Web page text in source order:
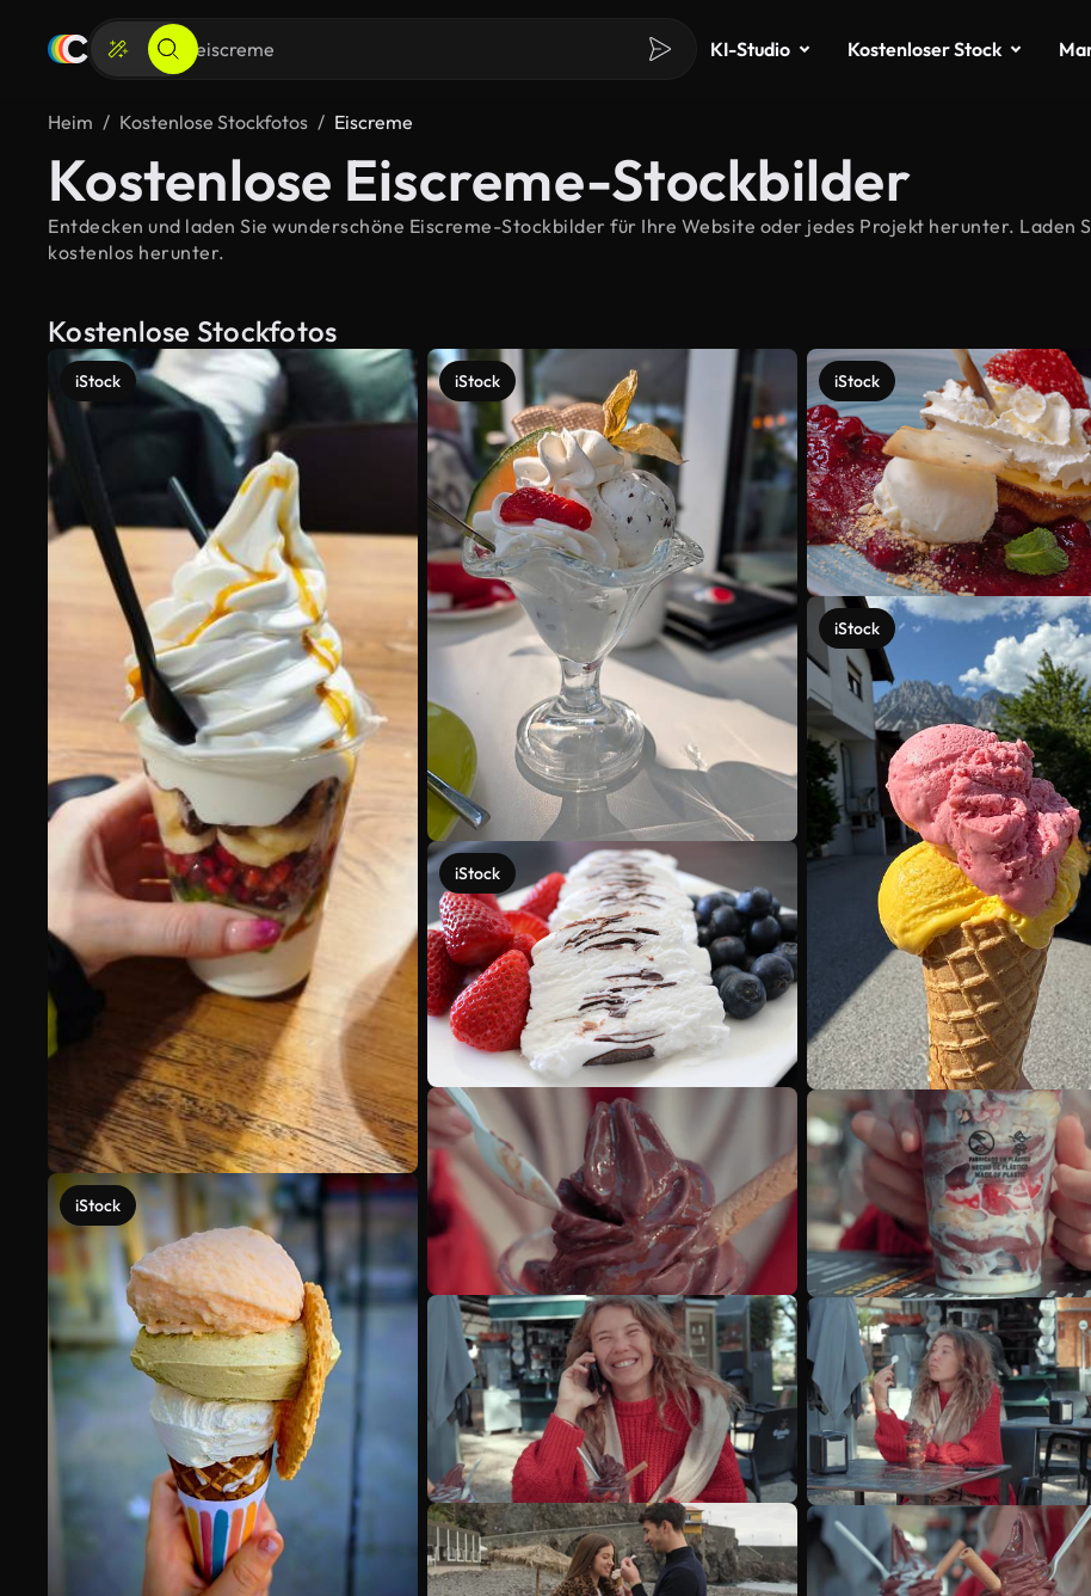
KI-Studio Kostenloser Stock
Heim Kostenlose Stockfotos Eiscreme
Kostenlose Eiscreme-Stockbilder
Entdecken und laden Sie wunderschöne Eiscreme-Stockbilder für Ihre Website oder jedes Projekt herunter.
kostenlos herunter.
Kostenlose Stockfotos
iStock
iStock
iStock
iStock
iStock
iStock